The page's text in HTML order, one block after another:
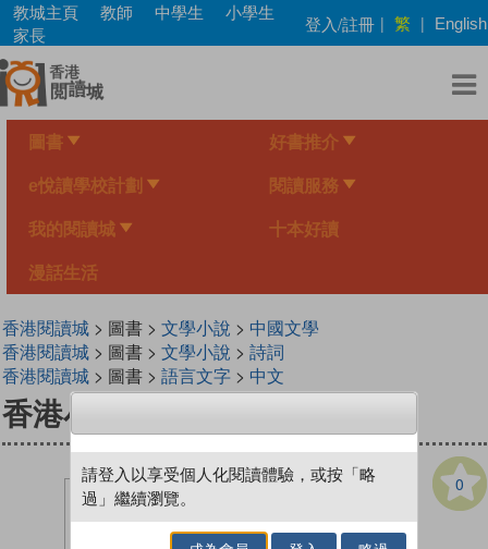
Skip
main
content
教城主頁 教師 中學生
小學生
家長
登入/註冊 | 繁 | English
圖書 好書推介
e悅讀學校計劃 閱讀服務
我的閱讀城 十本好讀
漫話生活
香港閱讀城> 圖書 > 文學小說 > 中國文學
香港閱讀城> 圖書 > 文學小說 > 詩詞
香港閱讀城> 圖書 > 語言文字> 中文
香港小學生必讀古詩文（下冊）
0
請登入以享受個人化閱讀體驗，或按「略
過」繼續瀏覽。